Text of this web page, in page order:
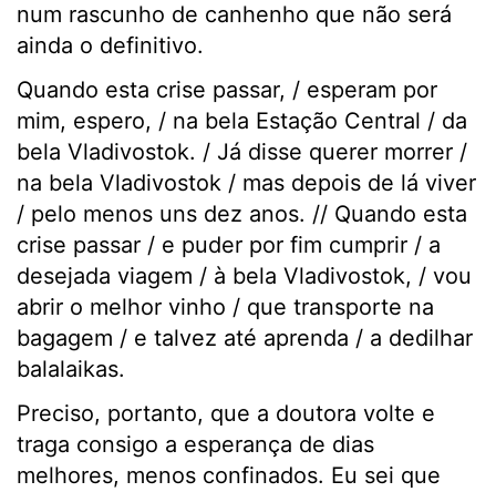
num rascunho de canhenho que não será
ainda o definitivo.
Quando esta crise passar, / esperam por
mim, espero, / na bela Estação Central / da
bela Vladivostok. / Já disse querer morrer /
na bela Vladivostok / mas depois de lá viver
/ pelo menos uns dez anos. // Quando esta
crise passar / e puder por fim cumprir / a
desejada viagem / à bela Vladivostok, / vou
abrir o melhor vinho / que transporte na
bagagem / e talvez até aprenda / a dedilhar
balalaikas.
Preciso, portanto, que a doutora volte e
traga consigo a esperança de dias
melhores, menos confinados. Eu sei que